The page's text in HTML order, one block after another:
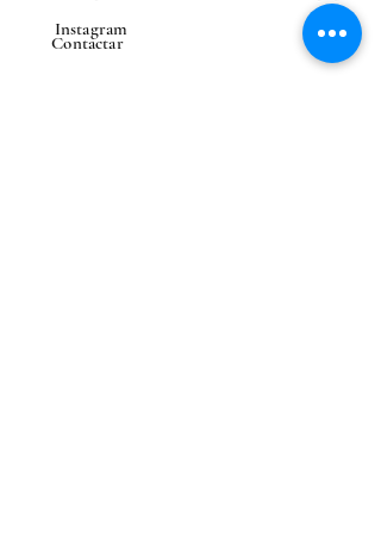
Contactar
Instagram